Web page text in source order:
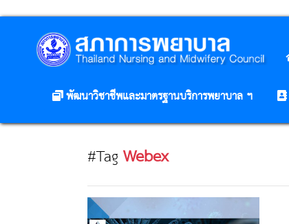
พัฒนาวิชาชีพและมาตรฐานบริการพยาบาล ฯ
#TagWebex